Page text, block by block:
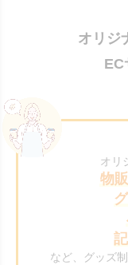
オリジ
EC
オリ
物
など、グッズ